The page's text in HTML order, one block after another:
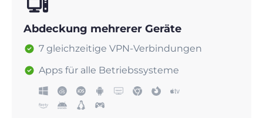
Abdeckung mehrerer Geräte
7 gleichzeitige VPN-Verbindungen
Apps für alle Betriebssysteme